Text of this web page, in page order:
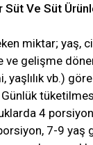
Süt Ve Süt
miktar; yaş,
ve gelişme
yaşlılık vb.)
4
7-9 yaş